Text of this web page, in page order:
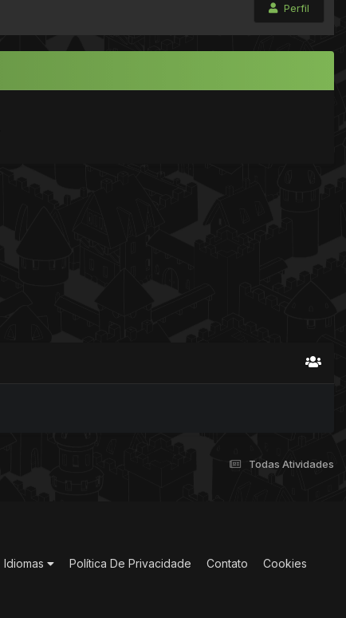
Perfil
Todas Atividades
Idiomas Política De Privacidade Contato Cookies